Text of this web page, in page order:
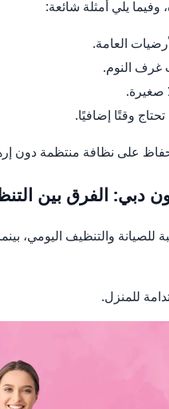
وفيما يلي أمثلة شائعة:
العامة.
غرف النوم.
صغيرة.
وقتًا إضافيًا.
على نظافة منتظمة دون
دبي: الفرق بين
للصيانة والتنظيف اليومي،
للمنزل.